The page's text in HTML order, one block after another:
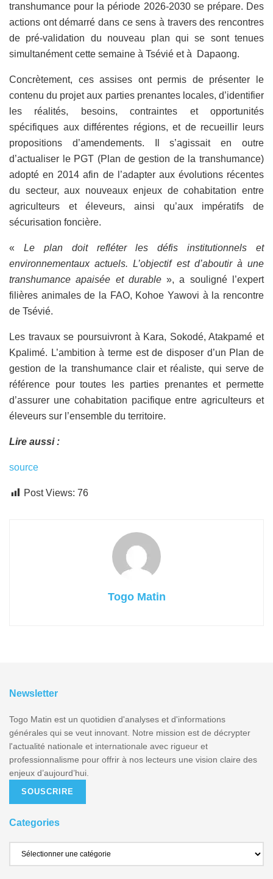
transhumance pour la période 2026-2030 se prépare. Des
actions ont démarré dans ce sens à travers des rencontres
de pré-validation du nouveau plan qui se sont tenues
simultanément cette semaine à Tsévié et à Dapaong.
Concrètement, ces assises ont permis de présenter le
contenu du projet aux parties prenantes locales, d’identifier
les réalités, besoins, contraintes et opportunités
spécifiques aux différentes régions, et de recueillir leurs
propositions d’amendements. Il s’agissait en outre
d’actualiser le PGT (Plan de gestion de la transhumance)
adopté en 2014 afin de l’adapter aux évolutions récentes
du secteur, aux nouveaux enjeux de cohabitation entre
agriculteurs et éleveurs, ainsi qu’aux impératifs de
sécurisation foncière.
« Le plan doit refléter les défis institutionnels et
environnementaux actuels. L’objectif est d’aboutir à une
transhumance apaisée et durable», a souligné l’expert
filières animales de la FAO, Kohoe Yawovi à la rencontre
de Tsévié.
Les travaux se poursuivront à Kara, Sokodé, Atakpamé et
Kpalimé. L’ambition à terme est de disposer d’un Plan de
gestion de la transhumance clair et réaliste, qui serve de
référence pour toutes les parties prenantes et permette
d’assurer une cohabitation pacifique entre agriculteurs et
éleveurs sur l’ensemble du territoire.
Lire aussi :
source
Post Views: 76
Togo Matin
Newsletter
Togo Matin est un quotidien d'analyses et d'informations
générales qui se veut innovant. Notre mission est de décrypter
l'actualité nationale et internationale avec rigueur et
professionnalisme pour offrir à nos lecteurs une vision claire des
enjeux d’aujourd’hui.
SOUSCRIRE
Categories